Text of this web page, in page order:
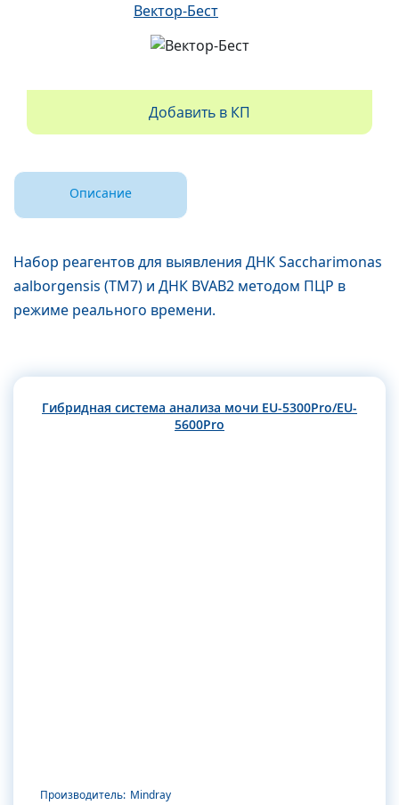
Вектор-Бест
Добавить в КП
Описание
Набор реагентов для выявления ДНК Saccharimonas
aalborgensis (TM7) и ДНК BVAB2 методом ПЦР в
режиме реального времени.
Гибридная система анализа мочи EU-5300Pro/EU-
5600Pro
Производитель: Mindray